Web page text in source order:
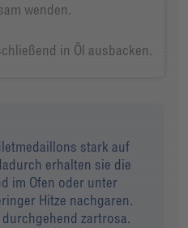
wenden.
in Öl ausbacken.
stark auf
erhalten sie die
im Ofen oder unter
Hitze nachgaren.
zartrosa.